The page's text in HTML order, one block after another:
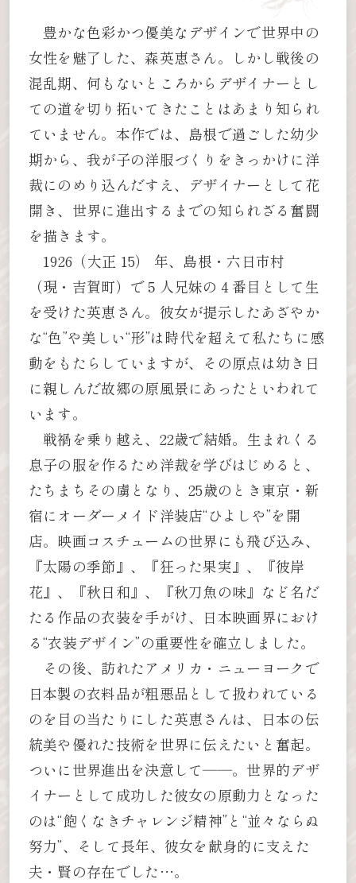
豊かな色彩かつ優美なデザインで世界中の
女性を魅了した、森英恵さん。しかし戦後の
混乱期、何もないところからデザイナーとし
ての道を切り拓いてきたことはあまり知られ
ていません。本作では、島根で過ごした幼少
期から、我が子の洋服づくりをきっかけに洋
裁にのめり込んだすえ、デザイナーとして花
開き、世界に進出するまでの知られざる奮闘
を描きます。
1926（大正 15） 年、島根・六日市村
（現・吉賀町）で５人兄妹の４番目として生
を受けた英恵さん。彼女が提示したあざやか
な“色”や美しい“形”は時代を超えて私たちに感
動をもたらしていますが、その原点は幼き日
に親しんだ故郷の原風景にあったといわれて
います。
戦禍を乗り越え、22歳で結婚。生まれくる
息子の服を作るため洋裁を学びはじめると、
たちまちその虜となり、25歳のとき東京・新
宿にオーダーメイド洋装店“ひよしや”を開
店。映画コスチュームの世界にも飛び込み、
『太陽の季節』、『狂った果実』、『彼岸
花』、『秋日和』、『秋刀魚の味』など名だ
たる作品の衣装を手がけ、日本映画界におけ
る“衣装デザイン”の重要性を確立しました。
その後、訪れたアメリカ・ニューヨークで
日本製の衣料品が粗悪品として扱われている
のを目の当たりにした英恵さんは、日本の伝
統美や優れた技術を世界に伝えたいと奮起。
ついに世界進出を決意して――。世界的デザ
イナーとして成功した彼女の原動力となった
のは“飽くなきチャレンジ精神”と“並々ならぬ
努力”、そして長年、彼女を献身的に支えた
夫・賢の存在でした…。